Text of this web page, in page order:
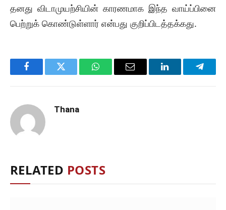
தனது விடாமுயற்சியின் காரணமாக இந்த வாய்ப்பினை
பெற்றுக் கொண்டுள்ளார் என்பது குறிப்பிடத்தக்கது.
FacebookTwitter WhatsAppEmail LinkedIn
Thana
RELATED POSTS